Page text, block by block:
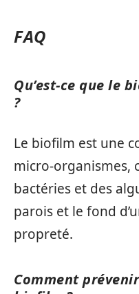
FAQ
Qu’est-ce que le
?
Le biofilm est une
micro-organismes,
bactéries et des
parois et le fond
propreté.
Comment